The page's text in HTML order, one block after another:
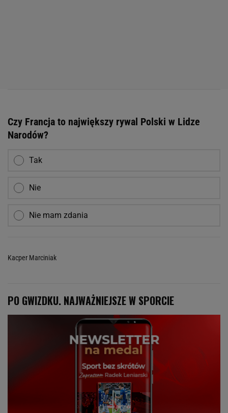
Czy Francja to największy rywal Polski w Lidze
Narodów?
Tak
Nie
Nie mam zdania
Kacper Marciniak